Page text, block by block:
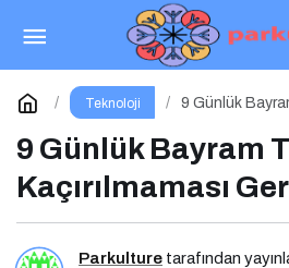
Teknoloji
9 Günlük
9 Günlük Bayram
Kaçırılmaması
Parkulture tarafından
Kamu Kuruluşları Siber
Hedefinde
Yorum Yap